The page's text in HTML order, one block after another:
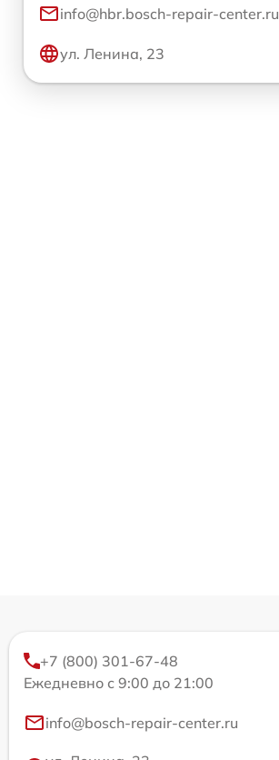
info@hbr.bosch-repair-center.ru
ул. Ленина, 23
+7 (800) 301-67-48
Ежедневно с 9:00 до 21:00
info@bosch-repair-center.ru